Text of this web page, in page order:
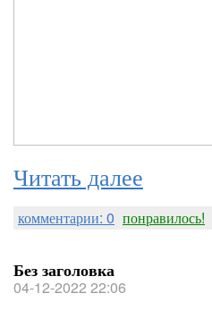
Читать далее
комментарии: 0 понравилось!
Без заголовка
04-12-2022 22:06